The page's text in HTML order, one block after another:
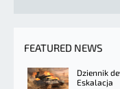
FEATURED NEWS
Dziennik
Eskalacja